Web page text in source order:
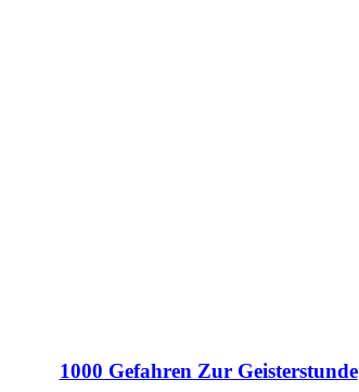
1000 Gefahren Zur Geisterstunde